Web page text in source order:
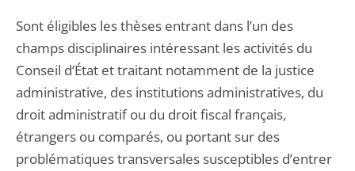
Sont éligibles les thèses entrant dans l’un des
champs disciplinaires intéressant les activités du
Conseil d’État et traitant notamment de la justice
administrative, des institutions administratives, du
droit administratif ou du droit fiscal français,
étrangers ou comparés, ou portant sur des
problématiques transversales susceptibles d’entrer